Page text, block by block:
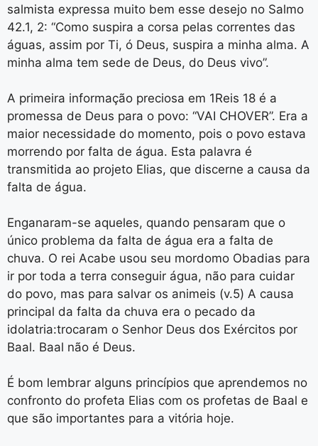
salmista expressa muito bem esse desejo no Salmo
42.1, 2: “Como suspira a corsa pelas correntes das
águas, assim por Ti, ó Deus, suspira a minha alma. A
minha alma tem sede de Deus, do Deus vivo”.
A primeira informação preciosa em 1Reis 18 é a
promessa de Deus para o povo: “VAI CHOVER”. Era a
maior necessidade do momento, pois o povo estava
morrendo por falta de água. Esta palavra é
transmitida ao projeto Elias, que discerne a causa da
falta de água.
Enganaram-se aqueles, quando pensaram que o
único problema da falta de água era a falta de
chuva. O rei Acabe usou seu mordomo Obadias para
ir por toda a terra conseguir água, não para cuidar
do povo, mas para salvar os animeis (v.5) A causa
principal da falta da chuva era o pecado da
idolatria:trocaram o Senhor Deus dos Exércitos por
Baal. Baal não é Deus.
É bom lembrar alguns princípios que aprendemos no
confronto do profeta Elias com os profetas de Baal e
que são importantes para a vitória hoje.